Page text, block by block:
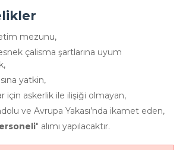
mezunu,
çalisma şartlarına uyum
yatkin,
için askerlik ile ilişiği olmayan,
ve Avrupa Yakası’nda ikamet eden,
" alımı yapılacaktır.